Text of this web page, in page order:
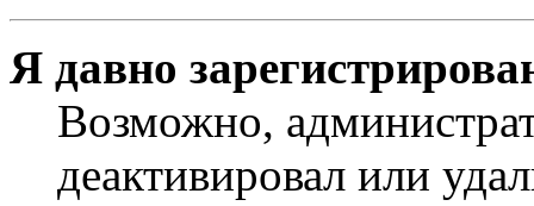
Я давно
Возможно,
деактивировал или